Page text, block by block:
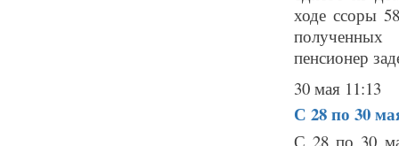
ходе ссоры
полученных
пенсионер
30 мая 11:13
С 28 по 30
С 28 по 30